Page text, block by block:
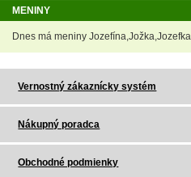
MENINY
Dnes má meniny Jozefína,Jožka,Jozefka.
Vernostný zákaznícky systém
Nákupný poradca
Obchodné podmienky